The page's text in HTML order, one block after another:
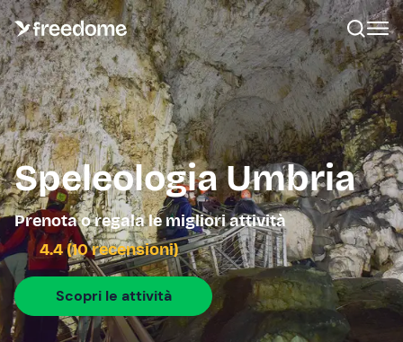
Speleologia Umbria
Prenota o regala le migliori attività
4.4 (10 recensioni)
Scopri le attività